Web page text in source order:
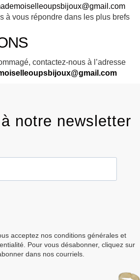
à vous répondre dans les plus brefs
contactez-nous à l’adresse
notre newsletter
acceptez nos conditions générales et
Pour vous désabonner, cliquez sur
dans nos courriels.